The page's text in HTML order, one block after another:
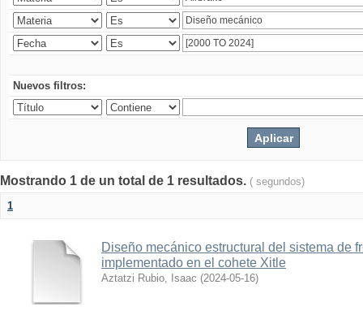
Nuevos filtros:
Mostrando 1 de un total de 1 resultados. ( segundos)
1
Diseño mecánico estructural del sistema de
implementado en el cohete Xitle
Aztatzi Rubio, Isaac (2024-05-16)